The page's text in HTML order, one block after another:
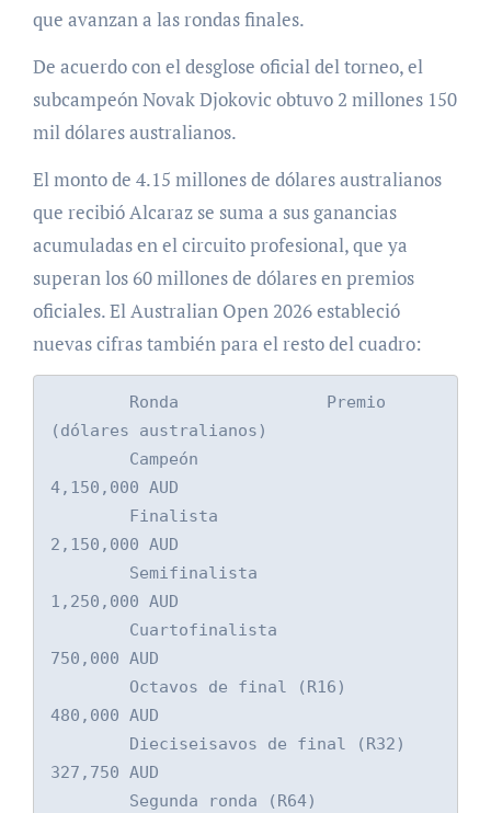
que avanzan a las rondas finales.
De acuerdo con el desglose oficial del torneo, el
subcampeón Novak Djokovic obtuvo 2 millones 150
mil dólares australianos.
El monto de 4.15 millones de dólares australianos
que recibió Alcaraz se suma a sus ganancias
acumuladas en el circuito profesional, que ya
superan los 60 millones de dólares en premios
oficiales. El Australian Open 2026 estableció
nuevas cifras también para el resto del cuadro:
        Ronda               Premio
(dólares australianos)
4,150,000 AUD
2,150,000 AUD
1,250,000 AUD
750,000 AUD
480,000 AUD
327,750 AUD